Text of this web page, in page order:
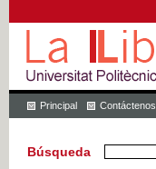
Principal Contáctenos
Búsqueda